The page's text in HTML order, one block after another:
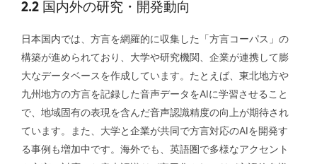
2.2 国内外の研究・開発動向
日本国内では、方言を網羅的に収集した「方言コーパス」の
構築が進められており、大学や研究機関、企業が連携して膨
大なデータベースを作成しています。たとえば、東北地方や
九州地方の方言を記録した音声データをAIに学習させること
で、地域固有の表現を含んだ音声認識精度の向上が期待され
ています。また、大学と企業が共同で方言対応のAIを開発す
る事例も増加中です。海外でも、英語圏で多様なアクセント